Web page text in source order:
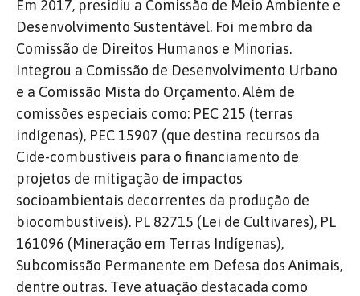
Em 2017, presidiu a Comissão de Meio Ambiente e
Desenvolvimento Sustentável. Foi membro da
Comissão de Direitos Humanos e Minorias.
Integrou a Comissão de Desenvolvimento Urbano
e a Comissão Mista do Orçamento. Além de
comissões especiais como: PEC 215 (terras
indígenas), PEC 15907 (que destina recursos da
Cide-combustíveis para o financiamento de
projetos de mitigação de impactos
socioambientais decorrentes da produção de
biocombustíveis). PL 82715 (Lei de Cultivares), PL
161096 (Mineração em Terras Indígenas),
Subcomissão Permanente em Defesa dos Animais,
dentre outras. Teve atuação destacada como